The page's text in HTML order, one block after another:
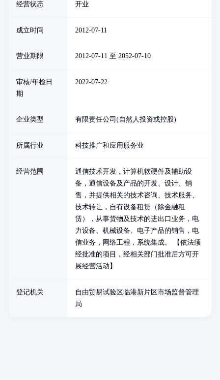
经营状态 开业
成立时间 2012-07-11
营业期限 2012-07-11 至 2052-07-10
审核/年检日
期
2022-07-22
企业类型 有限责任公司(自然人投资或控股)
所属行业 科技推广和应用服务业
经营范围
通信技术开发，计算机软硬件及辅助设
备，通信设备及产品的开发、设计、销
售，并提供相关的技术咨询、技术服务、
技术转让，自有设备租赁（除金融租
赁），从事货物及技术的进出口业务，电
力设备、机械设备、电子产品的销售，电
信业务，网络工程，系统集成。 【依法须
经批准的项目，经相关部门批准后方可开
展经营活动】
登记机关
自由贸易试验区临港新片区市场监督管理
局